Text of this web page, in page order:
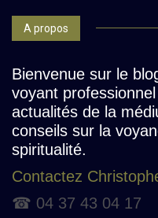
g
a
t
i
o
n
d
e
A propos
Bienvenue sur le
voyant
actualités de la
conseils sur la
spiritualité.
Contactez
☎ 04 37 43 04 17